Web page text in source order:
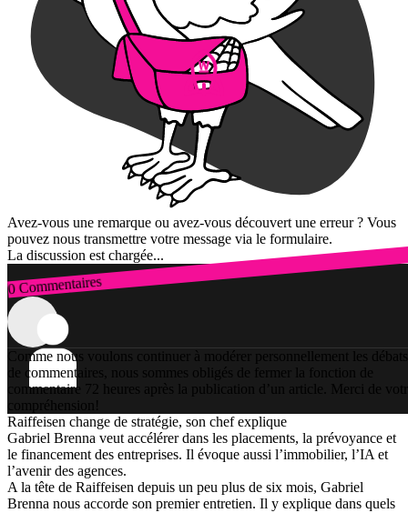
Avez-vous une remarque ou avez-vous découvert une erreur ? Vous
pouvez nous transmettre votre message via le formulaire.
La discussion est chargée...
0 Commentaires
Connexion
Comme nous voulons continuer à modérer personnellement les débats
de commentaires, nous sommes obligés de fermer la fonction de
commentaire 72 heures après la publication d’un article. Merci de
compréhension!
Raiffeisen change de stratégie, son chef explique
Gabriel Brenna veut accélérer dans les placements, la prévoyance et
le financement des entreprises. Il évoque aussi l’immobilier, l’IA et
l’avenir des agences.
A la tête de Raiffeisen depuis un peu plus de six mois, Gabriel
Brenna nous accorde son premier entretien. Il y explique dans quels